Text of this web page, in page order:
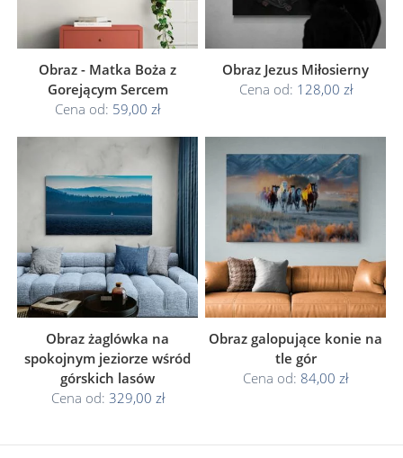
Obraz - Matka Boża z
Gorejącym Sercem
Cena od: 59,00 zł
Obraz Jezus Miłosierny
Cena od: 128,00 zł
Obraz żaglówka na
spokojnym jeziorze wśród
górskich lasów
Cena od: 329,00 zł
Obraz galopujące konie na
tle gór
Cena od: 84,00 zł